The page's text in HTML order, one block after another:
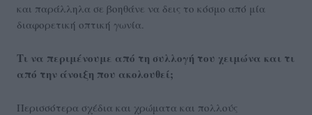
και παράλληλα σε βοηθάνε να δεις το κόσμο από μία
διαφορετική οπτική γωνία.
Τι να περιμένουμε από τη συλλογή του χειμώνα και τι
από την άνοιξη που ακολουθεί;
Περισσότερα σχέδια και χρώματα και πολλούς